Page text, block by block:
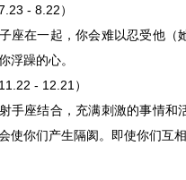
- 8.22）
座在一起，你会难以忍受他（
浮躁的心。
- 12.21）
手座结合，充满刺激的事情和
使你们产生隔阂。即使你们互